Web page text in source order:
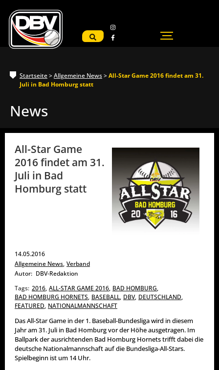
Startseite>Allgemeine News>All-Star Game 2016 findet am 31.
Juli in Bad Homburg statt
News
All-Star Game
2016 findet am 31.
Juli in Bad
Homburg statt
14.05.2016
Allgemeine News, Verband
Autor: DBV-Redaktion
Tags: 2016, ALL-STAR GAME 2016, BAD HOMBURG,
BAD HOMBURG HORNETS, BASEBALL, DBV, DEUTSCHLAND,
FEATURED, NATIONALMANNSCHAFT
Das All-Star Game in der 1. Baseball-Bundesliga wird in diesem
Jahr am 31. Juli in Bad Homburg vor der Höhe ausgetragen. Im
Ballpark der ausrichtenden Bad Homburg Hornets trifft dabei die
deutsche Nationalmannschaft auf die Bundesliga-All-Stars.
Spielbeginn ist um 14 Uhr.